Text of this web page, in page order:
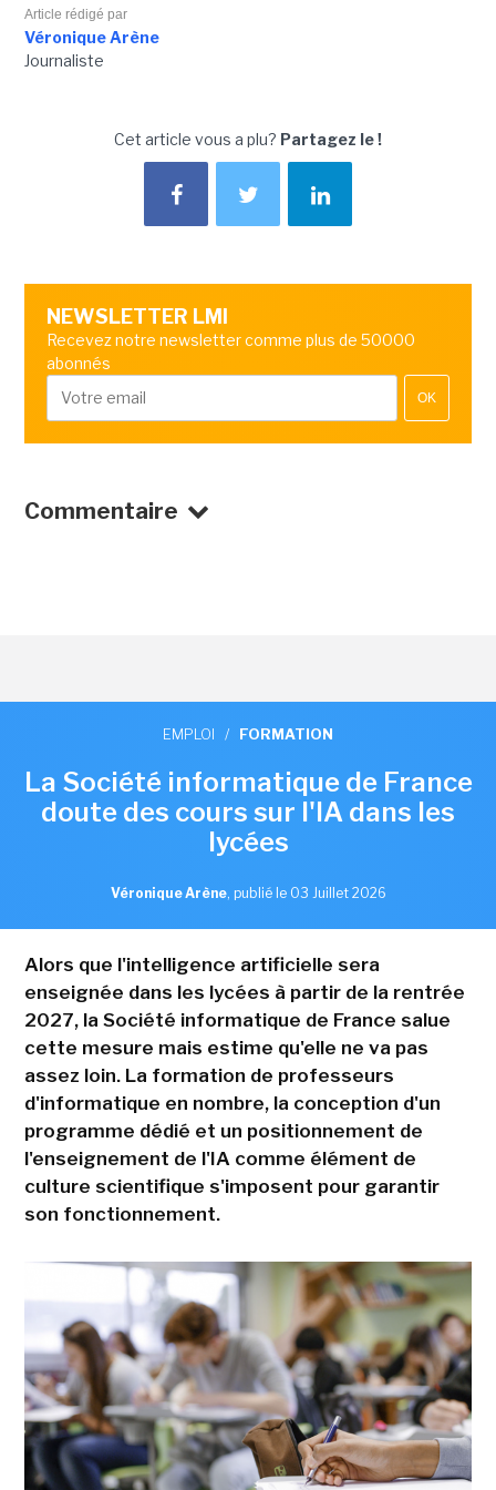
Article rédigé par
Véronique Arène
Journaliste
Cet article vous a plu? Partagez le !
NEWSLETTER LMI
Recevez notre newsletter comme plus de 50000
abonnés
OK
Commentaire
EMPLOI / FORMATION
La Société informatique de France
doute des cours sur l'IA dans les
lycées
Véronique Arène, publié le 03 Juillet 2026
Alors que l'intelligence artificielle sera
enseignée dans les lycées à partir de la rentrée
2027, la Société informatique de France salue
cette mesure mais estime qu'elle ne va pas
assez loin. La formation de professeurs
d'informatique en nombre, la conception d'un
programme dédié et un positionnement de
l'enseignement de l'IA comme élément de
culture scientifique s'imposent pour garantir
son fonctionnement.